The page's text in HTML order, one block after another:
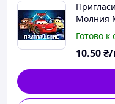
Молния
Готово к
10.50